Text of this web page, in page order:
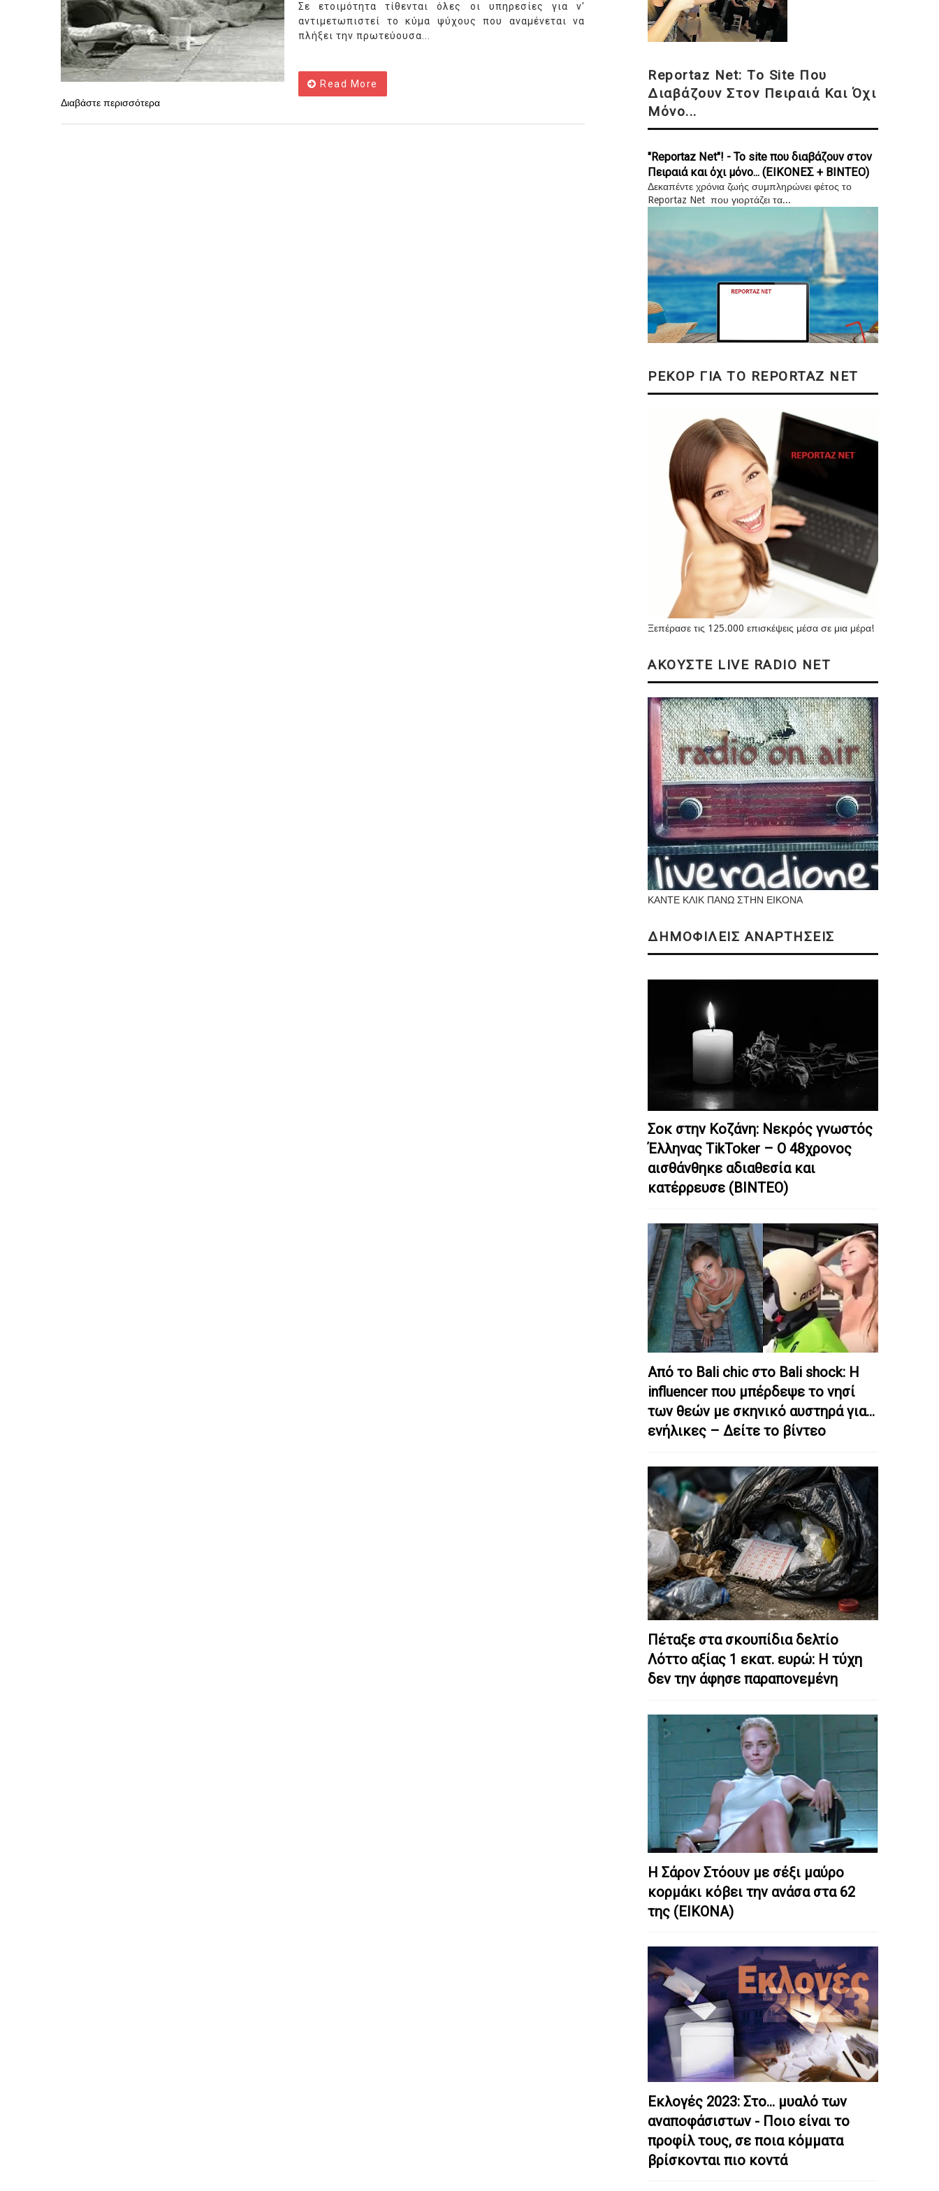
Σε ετοιμότητα τίθενται όλες οι υπηρεσίες για ν'
αντιμετωπιστεί το κύμα ψύχους που αναμένεται να
πλήξει την πρωτεύουσα...
Read More
Διαβάστε περισσότερα
Reportaz Net: Το Site Που
Διαβάζουν Στον Πειραιά Και Όχι
Μόνο...
"Reportaz Net"! - Το site που διαβάζουν στον
Πειραιά και όχι μόνο... (ΕΙΚΟΝΕΣ + ΒΙΝΤΕΟ)
Δεκαπέντε χρόνια ζωής συμπληρώνει φέτος το
Reportaz Net που γιορτάζει τα...
ΡΕΚΟΡ ΓΙΑ ΤΟ REPORTAZ NET
Ξεπέρασε τις 125.000 επισκέψεις μέσα σε μια μέρα!
ΑΚΟΥΣΤΕ LIVE RADIO NET
ΚΑΝΤΕ ΚΛΙΚ ΠΑΝΩ ΣΤΗΝ ΕΙΚΟΝΑ
ΔΗΜΟΦΙΛΕΙΣ ΑΝΑΡΤΗΣΕΙΣ
Σοκ στην Κοζάνη: Nεκρός γνωστός
Έλληνας TikToker – Ο 48χρονος
αισθάνθηκε αδιαθεσία και
κατέρρευσε (ΒΙΝΤΕΟ)
Από το Bali chic στο Bali shock: Η
influencer που μπέρδεψε το νησί
των θεών με σκηνικό αυστηρά για…
ενήλικες – Δείτε το βίντεο
Πέταξε στα σκουπίδια δελτίο
Λόττο αξίας 1 εκατ. ευρώ: Η τύχη
δεν την άφησε παραπονεμένη
Η Σάρον Στόουν με σέξι μαύρο
κορμάκι κόβει την ανάσα στα 62
της (ΕΙΚΟΝΑ)
Εκλογές 2023: Στο… μυαλό των
αναποφάσιστων - Ποιο είναι το
προφίλ τους, σε ποια κόμματα
βρίσκονται πιο κοντά